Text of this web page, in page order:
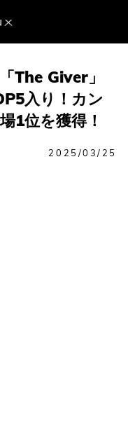
The Giver」
入り！カン
1位を獲得！
2025/03/25